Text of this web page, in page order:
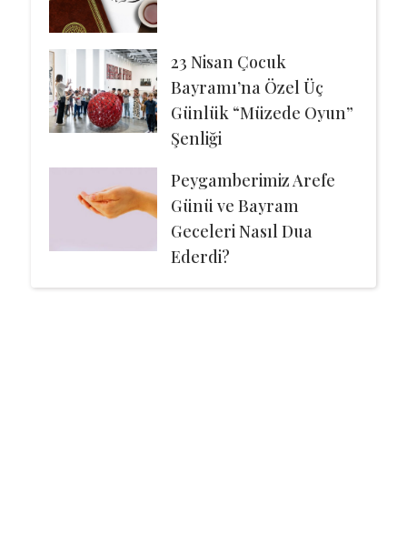
23 Nisan Çocuk
Bayramı’na Özel Üç
Günlük “Müzede Oyun”
Şenliği
Peygamberimiz Arefe
Günü ve Bayram
Geceleri Nasıl Dua
Ederdi?